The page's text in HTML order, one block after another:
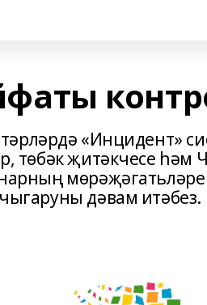
«Инцидент»
төбәк җитәкчесе
дәвам итәбез.